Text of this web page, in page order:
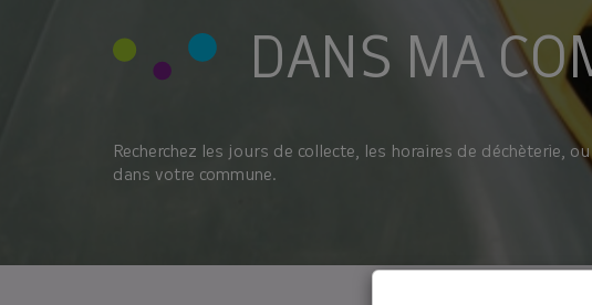
DANS MA
Recherchez les jours de collecte, les horaires de déchèterie,
dans votre commune.